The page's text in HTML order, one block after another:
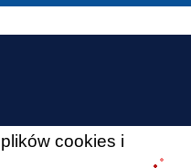
cookies i